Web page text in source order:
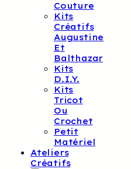
Couture
Kits
Créatifs
Augustine
Et
Balthazar
Kits
D.I.Y.
Kits
Tricot
Ou
Crochet
Petit
Matériel
Ateliers
Créatifs